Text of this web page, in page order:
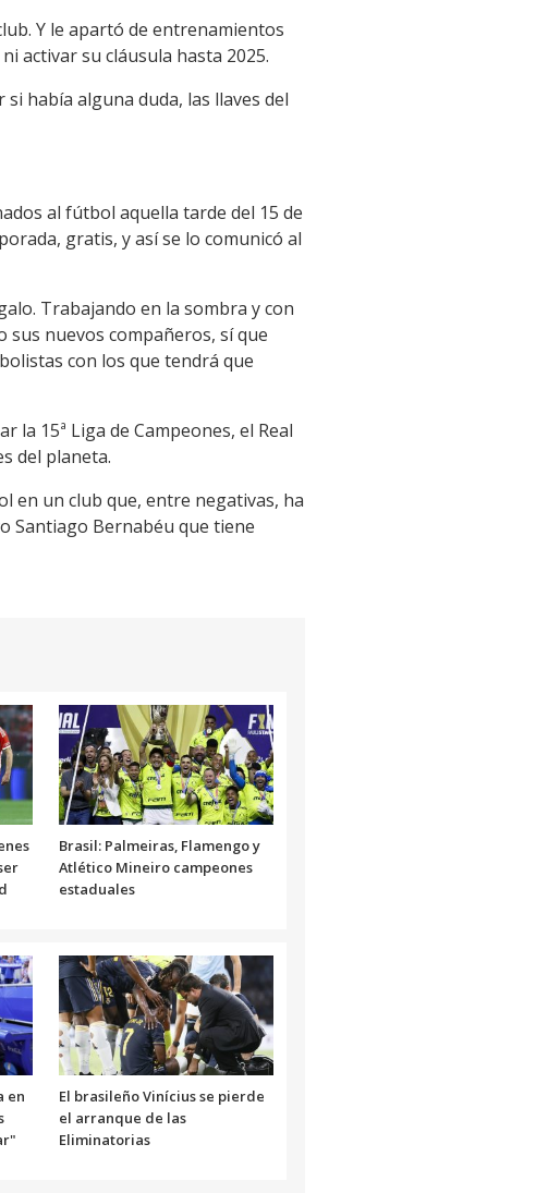
Y le apartó de entrenamientos
activar su cláusula hasta 2025.
había alguna duda, las llaves del
al fútbol aquella tarde del 15 de
gratis, y así se lo comunicó al
Trabajando en la sombra y con
sus nuevos compañeros, sí que
con los que tendrá que
la 15ª Liga de Campeones, el Real
del planeta.
en un club que, entre negativas, ha
Santiago Bernabéu que tiene
Brasil: Palmeiras, Flamengo y
Atlético Mineiro campeones
estaduales
en
El brasileño Vinícius se pierde
el arranque de las
Eliminatorias